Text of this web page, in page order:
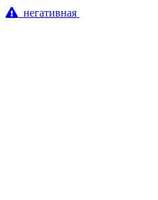
негативная